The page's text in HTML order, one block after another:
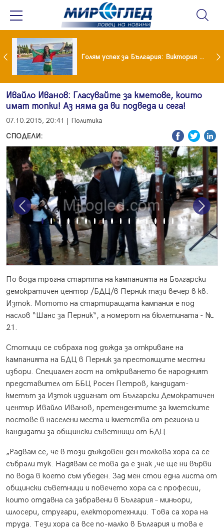
Когато всичко те дразни: тези трикове променят настроението за минути Голям успех за България: Виктория Ангелова грабна световна титла в тройния скок
Ивайло Иванов: Гласувайте за кметове, които
имат топки! Аз няма да ви подведа и сега!
07.10.2015, 20:41 | Политика
СПОДЕЛИ:
Previous Next
По вода тръгна стартта на кампанията на Български
демократичен център /БДЦ/в Перник тази вечер в кв.
Изток. Мотото на стартиращата кампания е под
наслов “Шанс за Перник“, а номерът на бюлетината - №
21.
Стотици се събраха под дъжда за откриване на
кампанията на БДЦ в Перник за престоящите местни
избори. Специален гост на откриването бе народният
представител от ББЦ Росен Петров, кандидат-
кметът за Изток издигнат от Български Демократичен
център Ивайло Иванов, претендентите за кметските
постове в населени места и кметства от региона и
кандидати за общински съветници от БДЦ.
„Радвам се, че в този дъждовен ден толкова хора са се
събрали тук. Надявам се това да е знак ,че ще ни върви
по вода в което съм убеден. Зад мен стои една листа от
общински съветници и повечето хора са с професии,
които отдавна са забравени в България – миньори,
шлосери, стругари, електоротехници. Това са хора на
труда. Тези хора са все по-малко в България и това е